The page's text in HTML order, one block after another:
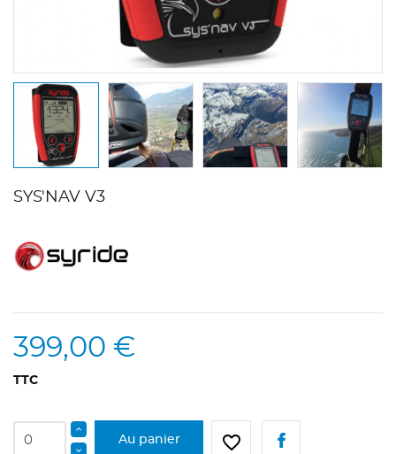
SYS'NAV V3
399,00 €
TTC
Au panier favorite_border